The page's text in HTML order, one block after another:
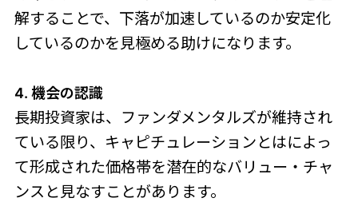
解することで、下落が加速しているのか安定化
しているのかを見極める助けになります。
4. 機会の認識
長期投資家は、ファンダメンタルズが維持され
ている限り、キャピチュレーションとはによっ
て形成された価格帯を潜在的なバリュー・チャ
ンスと見なすことがあります。